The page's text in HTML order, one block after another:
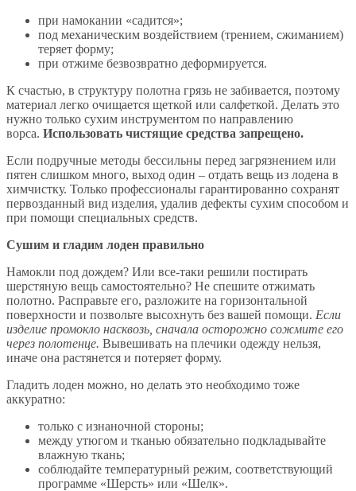
при намокании «садится»;
под механическим воздействием (трением, сжиманием)
теряет форму;
при отжиме безвозвратно деформируется.
К счастью, в структуру полотна грязь не забивается, поэтому
материал легко очищается щеткой или салфеткой. Делать это
нужно только сухим инструментом по направлению
ворса. Использовать чистящие средства запрещено.
Если подручные методы бессильны перед загрязнением или
пятен слишком много, выход один – отдать вещь из лодена в
химчистку. Только профессионалы гарантированно сохранят
первозданный вид изделия, удалив дефекты сухим способом и
при помощи специальных средств.
Сушим и гладим лоден правильно
Намокли под дождем? Или все-таки решили постирать
шерстяную вещь самостоятельно? Не спешите отжимать
полотно. Расправьте его, разложите на горизонтальной
поверхности и позвольте высохнуть без вашей помощи. Если
изделие промокло насквозь, сначала осторожно сожмите его
через полотенце. Вывешивать на плечики одежду нельзя,
иначе она растянется и потеряет форму.
Гладить лоден можно, но делать это необходимо тоже
аккуратно:
только с изнаночной стороны;
между утюгом и тканью обязательно подкладывайте
влажную ткань;
соблюдайте температурный режим, соответствующий
программе «Шерсть» или «Шелк».